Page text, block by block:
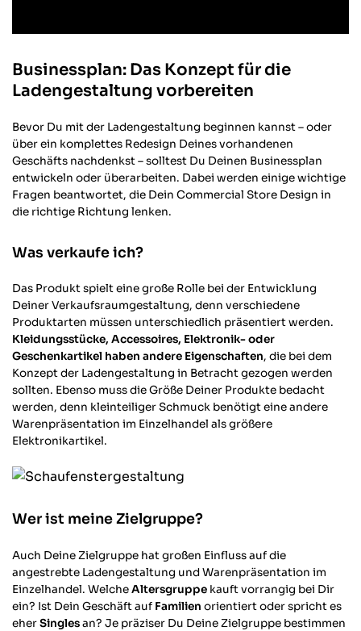
Businessplan: Das Konzept für die
Ladengestaltung vorbereiten
Bevor Du mit der Ladengestaltung beginnen kannst – oder
über ein komplettes Redesign Deines vorhandenen
Geschäfts nachdenkst – solltest Du Deinen Businessplan
entwickeln oder überarbeiten. Dabei werden einige wichtige
Fragen beantwortet, die Dein Commercial Store Design in
die richtige Richtung lenken.
Was verkaufe ich?
Das Produkt spielt eine große Rolle bei der Entwicklung
Deiner Verkaufsraumgestaltung, denn verschiedene
Produktarten müssen unterschiedlich präsentiert werden.
Kleidungsstücke, Accessoires, Elektronik- oder
Geschenkartikel haben andere Eigenschaften, die bei dem
Konzept der Ladengestaltung in Betracht gezogen werden
sollten. Ebenso muss die Größe Deiner Produkte bedacht
werden, denn kleinteiliger Schmuck benötigt eine andere
Warenpräsentation im Einzelhandel als größere
Elektronikartikel.
Wer ist meine Zielgruppe?
Auch Deine Zielgruppe hat großen Einfluss auf die
angestrebte Ladengestaltung und Warenpräsentation im
Einzelhandel. WelcheAltersgruppe kauft vorrangig bei Dir
ein? Ist Dein Geschäft auf Familien orientiert oder spricht es
eherSinglesan? Je präziser Du Deine Zielgruppe bestimmen